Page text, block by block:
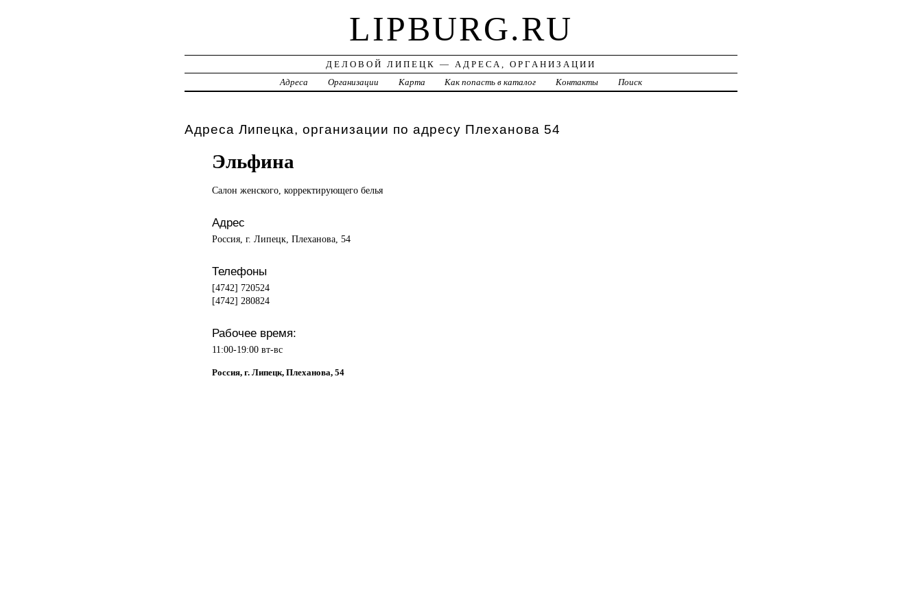
LIPBURG.RU
ДЕЛОВОЙ ЛИПЕЦК — АДРЕСА, ОРГАНИЗАЦИИ
Адреса
Организации Карта Как попасть в каталог Контакты Поиск
Адреса Липецка, организации по адресу Плеханова 54
Эльфина
Салон женского, корректирующего белья
Адрес
Россия, г. Липецк, Плеханова, 54
Телефоны
[4742] 720524
[4742] 280824
Рабочее время:
11:00-19:00 вт-вс
Россия, г. Липецк, Плеханова, 54